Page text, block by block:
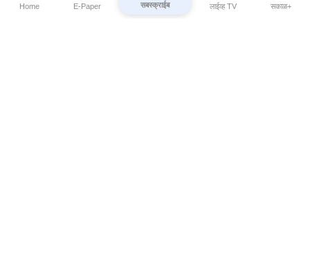
Home E-Paper सबस्क्राईब लाईव्ह TV सकाळ+